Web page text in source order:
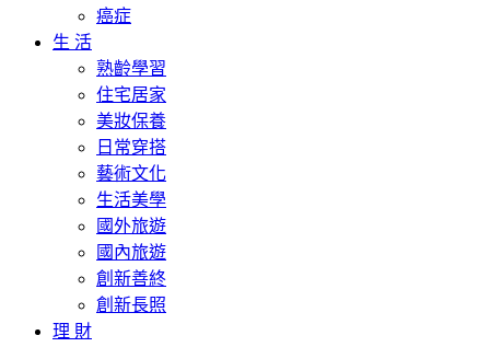
癌症
生 活
熟齡學習
住宅居家
美妝保養
日常穿搭
藝術文化
生活美學
國外旅遊
國內旅遊
創新善終
創新長照
理 財